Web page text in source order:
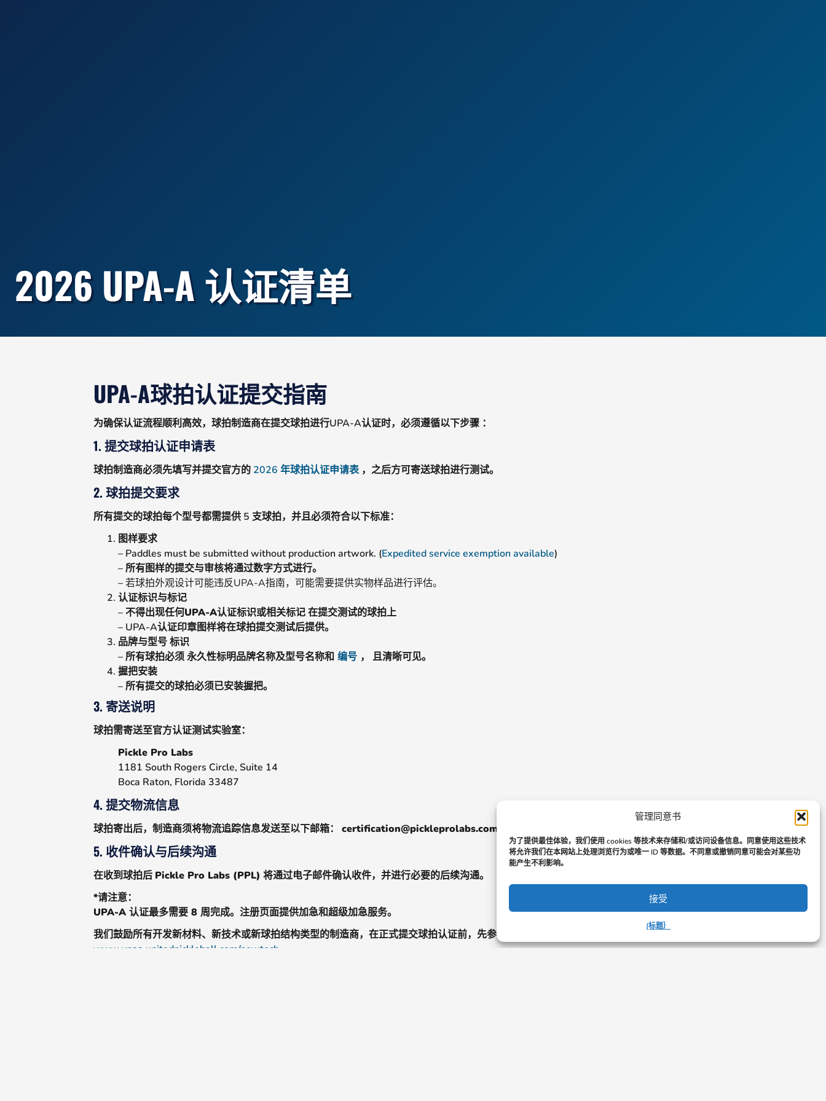
管理同意书
为了提供最佳体验，我们使用 cookies 等技术来存储和/或访问设备信息。同意使用这些技术
将允许我们在本网站上处理浏览行为或唯一 ID 等数据。不同意或撤销同意可能会对某些功
能产生不利影响。
接受
{标题｝
2026 UPA-A 认证清单
UPA-A球拍认证提交指南
为确保认证流程顺利高效，球拍制造商在提交球拍进行UPA-A认证时，必须遵循以下步骤 ：
1. 提交球拍认证申请表
球拍制造商必须先填写并提交官方的 2026 年球拍认证申请表，之后方可寄送球拍进行测试。
2. 球拍提交要求
所有提交的球拍每个型号都需提供 5 支球拍，并且必须符合以下标准：
图样要求
– Paddles must be submitted without production artwork. (Expedited service exemption available)
– 所有图样的提交与审核将通过数字方式进行。
–若球拍外观设计可能违反UPA-A指南，可能需要提供实物样品进行评估。
认证标识与标记
–不得出现任何UPA-A认证标识或相关标记在提交测试的球拍上
– UPA-A认证印章图样将在球拍提交测试后提供。
品牌与型号标识
– 所有球拍必须永久性标明品牌名称及型号名称和 编号 ，
且清晰可见。
握把安装
– 所有提交的球拍必须已安装握把。
3. 寄送说明
球拍需寄送至官方认证测试实验室：
Pickle Pro Labs
1181 South Rogers Circle, Suite 14
Boca Raton, Florida 33487
4. 提交物流信息
球拍寄出后，制造商须将物流追踪信息发送至以下邮箱： certification@pickleprolabs.com
5. 收件确认与后续沟通
在收到球拍后 Pickle Pro Labs (PPL) 将通过电子邮件确认收件，并进行必要的后续沟通。
*请注意：
UPA-A 认证最多需要 8 周完成。注册页面提供加急和超级加急服务。
我们鼓励所有开发新材料、新技术或新球拍结构类型的制造商，在正式提交球拍认证前，先参与提交前咨询。详情请访问：
www.upaa.unitedpickleball.com/newtech